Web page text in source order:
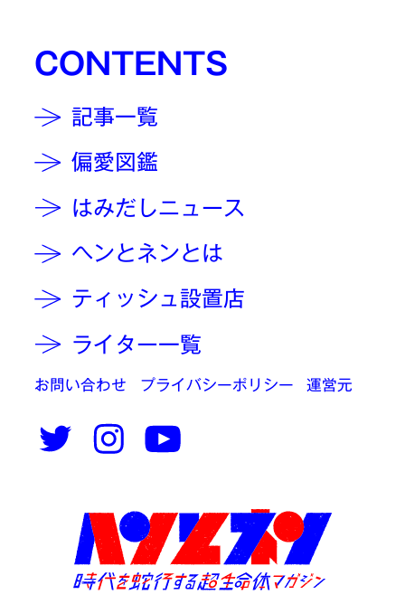
CONTENTS
記事一覧
偏愛図鑑
はみだしニュース
ヘンとネンとは
ティッシュ設置店
ライター一覧
お問い合わせ プライバシーポリシー 運営元